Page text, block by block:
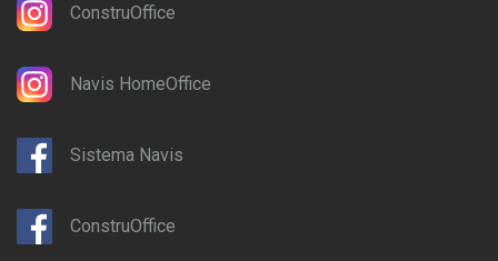
ConstruOffice
Navis HomeOffice
Sistema Navis
ConstruOffice